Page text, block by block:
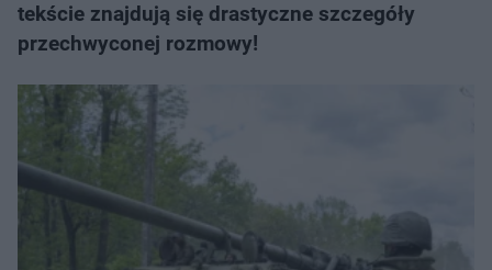
tekście znajdują się drastyczne szczegóły
przechwyconej rozmowy!